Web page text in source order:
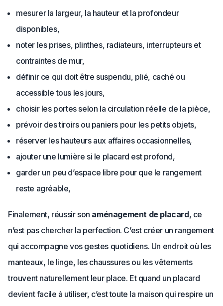
mesurer la largeur, la hauteur et la profondeur
disponibles,
noter les prises, plinthes, radiateurs, interrupteurs et
contraintes de mur,
définir ce qui doit être suspendu, plié, caché ou
accessible tous les jours,
choisir les portes selon la circulation réelle de la pièce,
prévoir des tiroirs ou paniers pour les petits objets,
réserver les hauteurs aux affaires occasionnelles,
ajouter une lumière si le placard est profond,
garder un peu d’espace libre pour que le rangement
reste agréable,
Finalement, réussir son aménagement de placard, ce
n’est pas chercher la perfection. C’est créer un rangement
qui accompagne vos gestes quotidiens. Un endroit où les
manteaux, le linge, les chaussures ou les vêtements
trouvent naturellement leur place. Et quand un placard
devient facile à utiliser, c’est toute la maison qui respire un